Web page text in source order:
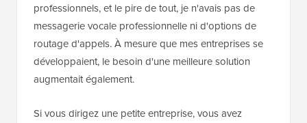
professionnels, et le pire de tout, je n'avais pas de
messagerie vocale professionnelle ni d'options de
routage d'appels. À mesure que mes entreprises se
développaient, le besoin d'une meilleure solution
augmentait également.
Si vous dirigez une petite entreprise, vous avez